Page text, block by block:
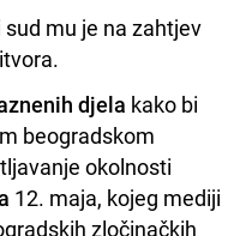
mu je na zahtjev
djela kako bi
beogradskom
okolnosti
12. maja, kojeg mediji
zločinačkih